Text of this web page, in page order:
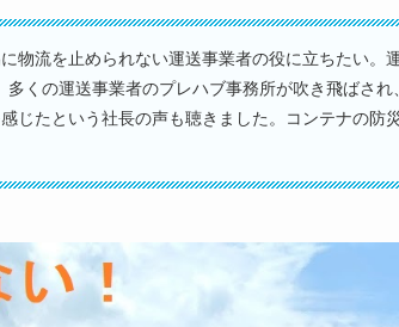
物流を止められない運送事業者の役に立ちたい。
多くの運送事業者のプレハブ事務所が吹き飛ばさ
じたという社長の声も聴きました。コンテナの防